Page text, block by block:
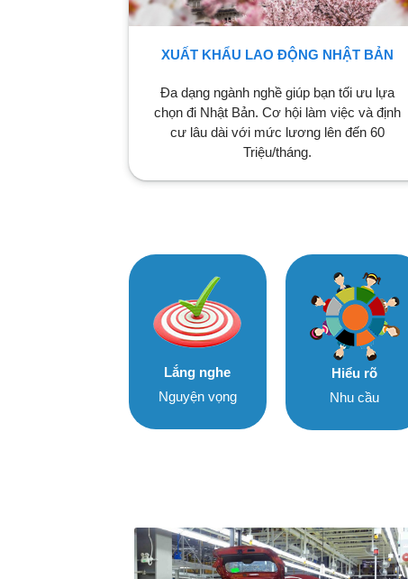
XUẤT KHẨU LAO ĐỘNG NHẬT BẢN
Đa dạng ngành nghề giúp bạn tối ưu lựa
chọn đi Nhật Bản. Cơ hội làm việc và định
cư lâu dài với mức lương lên đến 60
Triệu/tháng.
Lắng nghe
Nguyện vọng
Hiểu rõ
Nhu cầu